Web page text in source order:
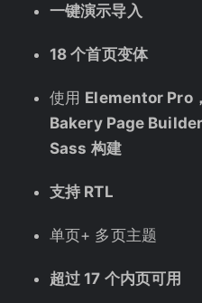
一键演示导入
18 个首页变体
使用 Elementor Pro
Bakery Page
Sass 构建
支持 RTL
单页+ 多页主题
超过 17 个内页可用